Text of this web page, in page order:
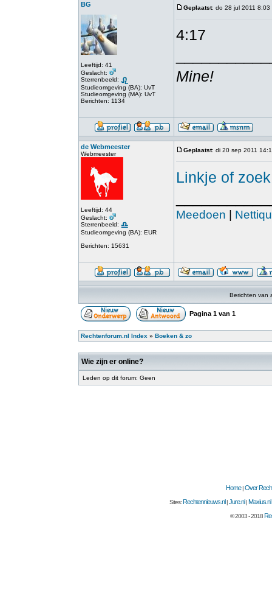
BG
Leeftijd: 41
Geslacht:
Sterrenbeeld:
Studieomgeving (BA): UvT
Studieomgeving (MA): UvT
Berichten: 1134
Geplaatst: do 28 jul 2011 8:03
4:17
Mine!
de Webmeester
Webmeester
Leeftijd: 44
Geslacht:
Sterrenbeeld:
Studieomgeving (BA): EUR
Berichten: 15631
Geplaatst: di 20 sep 2011
Linkje of
Meedoen
Berichten van
Pagina 1 van 1
Rechtenforum.nl Index » Boeken & zo
Wie zijn er online?
Leden op dit forum: Geen
Home|Over
Sites:Rechtennieuws.nl |Jure.nl |Maxius.nl
© 2003 - 2018